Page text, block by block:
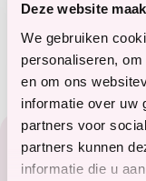
Deze website
We gebruiken
personaliseren,
en om ons
informatie over uw
partners voor
partners kunnen
informatie die u
Meer
Footer
Zorg